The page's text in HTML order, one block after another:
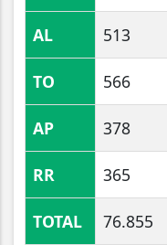
AL 513
TO 566
AP 378
RR 365
TOTAL 76.855